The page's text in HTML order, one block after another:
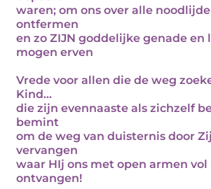
waren; om ons over alle
ontfermen
en zo ZIJN goddelijke genade en
mogen erven
Vrede voor allen die de weg
Kind...
die zijn evennaaste als zichzelf
bemint
om de weg van duisternis door
vervangen
waar HIj ons met open armen vol
ontvangen!